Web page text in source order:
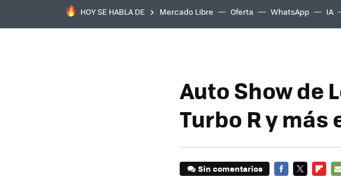
HOY SE HABLA DE Mercado Libre Oferta WhatsApp IA
Auto Show de
Turbo R y más
Sin comentarios